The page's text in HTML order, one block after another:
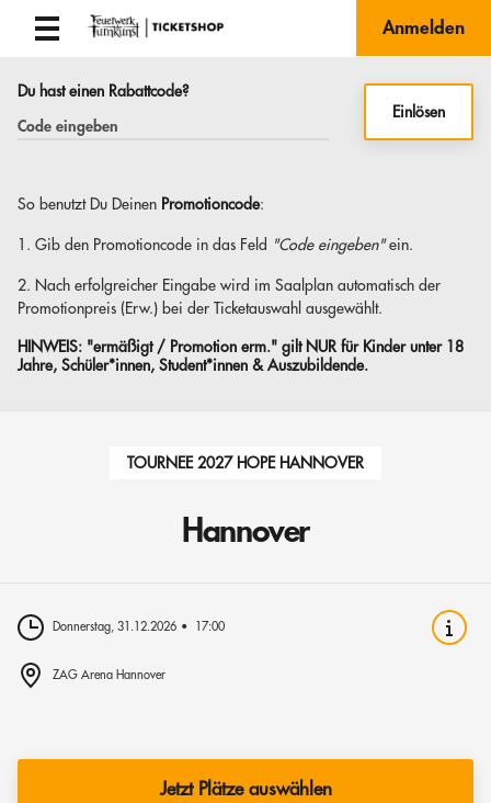
Anmelden
Du hast einen Rabattcode?
Einlösen
So benutzt Du Deinen Promotioncode:
1. Gib den Promotioncode in das Feld "Code eingeben"ein.
2. Nach erfolgreicher Eingabe wird im Saalplan automatisch der
Promotionpreis (Erw.) bei der Ticketauswahl ausgewählt.
HINWEIS: "ermäßigt / Promotion erm." gilt NUR für Kinder unter 18
Jahre, Schüler*innen, Student*innen & Auszubildende.
TOURNEE 2027 HOPE HANNOVER
Hannover
Donnerstag, 31.12.2026 17:00
ZAG Arena Hannover
Jetzt Plätze auswählen